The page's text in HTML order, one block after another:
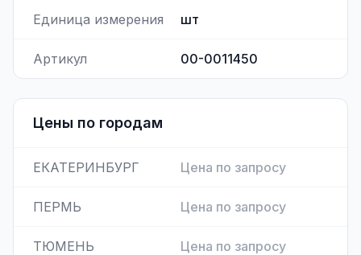
Единица измерения шт
Артикул 00-0011450
Цены по городам
ЕКАТЕРИНБУРГ Цена по запросу
ПЕРМЬ Цена по запросу
ТЮМЕНЬ Цена по запросу